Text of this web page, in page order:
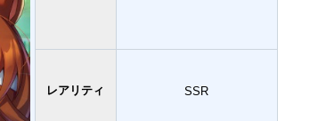
レアリティ SSR